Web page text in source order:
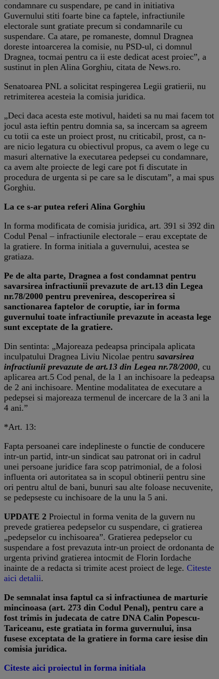
condamnare cu suspendare, pe cand in initiativa
Guvernului stiti foarte bine ca faptele, infractiunile
electorale sunt gratiate precum si condamnarile cu
suspendare. Ca atare, pe romaneste, domnul Dragnea
doreste intoarcerea la comisie, nu PSD-ul, ci domnul
Dragnea, tocmai pentru ca ii este dedicat acest proiec”, a
sustinut in plen Alina Gorghiu, citata de News.ro.
Senatoarea PNL a solicitat respingerea Legii gratierii, nu
retrimiterea acesteia la comisia juridica.
„Deci daca acesta este motivul, haideti sa nu mai facem tot
jocul asta ieftin pentru domnia sa, sa incercam sa agreem
cu totii ca este un proiect prost, nu criticabil, prost, ca n-
are nicio legatura cu obiectivul propus, ca avem o lege cu
masuri alternative la executarea pedepsei cu condamnare,
ca avem alte proiecte de legi care pot fi discutate in
procedura de urgenta si pe care sa le discutam”, a mai spus
Gorghiu.
La ce s-ar putea referi Alina Gorghiu
In forma modificata de comisia juridica, art. 391 si 392 din
Codul Penal – infractiunile electorale – erau exceptate de
la gratiere. In forma initiala a guvernului, acestea se
gratiaza.
Pe de alta parte, Dragnea a fost condamnat pentru
savarsirea infractiunii prevazute de art.13 din Legea
nr.78/2000 pentru prevenirea, descoperirea si
sanctionarea faptelor de coruptie, iar in forma
guvernului toate infractiunile prevazute in aceasta lege
sunt exceptate de la gratiere.
Din sentinta: „Majoreaza pedeapsa principala aplicata
inculpatului Dragnea Liviu Nicolae pentru savarsirea
infractiunii prevazute de art.13 din Legea nr.78/2000, cu
aplicarea art.5 Cod penal, de la 1 an inchisoare la pedeapsa
de 2 ani inchisoare. Mentine modalitatea de executare a
pedepsei si majoreaza termenul de incercare de la 3 ani la
4 ani.”
*Art. 13:
Fapta persoanei care indeplineste o functie de conducere
intr-un partid, intr-un sindicat sau patronat ori in cadrul
unei persoane juridice fara scop patrimonial, de a folosi
influenta ori autoritatea sa in scopul obtinerii pentru sine
ori pentru altul de bani, bunuri sau alte foloase necuvenite,
se pedepseste cu inchisoare de la unu la 5 ani.
UPDATE 2 Proiectul in forma venita de la guvern nu
prevede gratierea pedepselor cu suspendare, ci gratierea
„pedepselor cu inchisoarea”. Gratierea pedepselor cu
suspendare a fost prevazuta intr-un proiect de ordonanta de
urgenta privind gratierea intocmit de Florin Iordache
inainte de a redacta si trimite acest proiect de lege. Citeste
aici detalii.
De semnalat insa faptul ca si infractiunea de marturie
mincinoasa (art. 273 din Codul Penal), pentru care a
fost trimis in judecata de catre DNA Calin Popescu-
Tariceanu, este gratiata in forma guvernului, insa
fusese exceptata de la gratiere in forma care iesise din
comisia juridica.
Citeste aici proiectul in forma initiala